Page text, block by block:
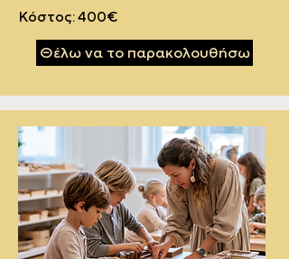
Κόστος: 400€
Θέλω να το παρακολουθήσω